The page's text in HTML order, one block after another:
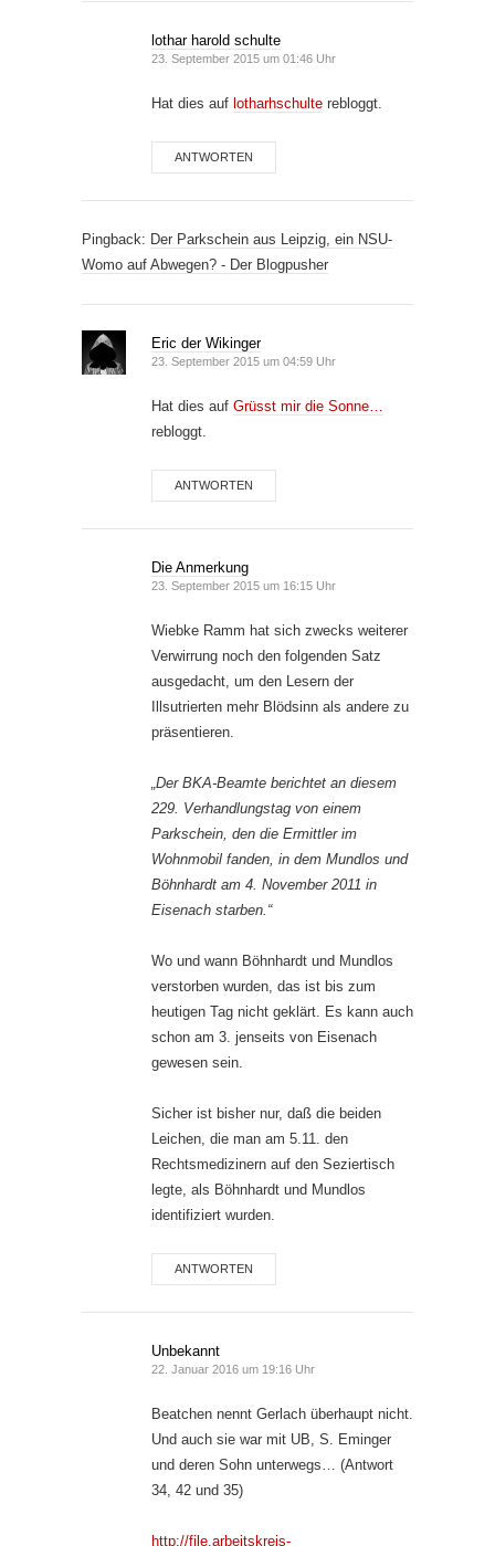
lothar harold schulte
23. September 2015 um 01:46 Uhr
Hat dies auf lotharhschulte rebloggt.
ANTWORTEN
Pingback: Der Parkschein aus Leipzig, ein NSU-
Womo auf Abwegen? - Der Blogpusher
Eric der Wikinger
23. September 2015 um 04:59 Uhr
Hat dies auf Grüsst mir die Sonne…
rebloggt.
ANTWORTEN
Die Anmerkung
23. September 2015 um 16:15 Uhr
Wiebke Ramm hat sich zwecks weiterer
Verwirrung noch den folgenden Satz
ausgedacht, um den Lesern der
Illsutrierten mehr Blödsinn als andere zu
präsentieren.
„Der BKA-Beamte berichtet an diesem
229. Verhandlungstag von einem
Parkschein, den die Ermittler im
Wohnmobil fanden, in dem Mundlos und
Böhnhardt am 4. November 2011 in
Eisenach starben.“
Wo und wann Böhnhardt und Mundlos
verstorben wurden, das ist bis zum
heutigen Tag nicht geklärt. Es kann auch
schon am 3. jenseits von Eisenach
gewesen sein.
Sicher ist bisher nur, daß die beiden
Leichen, die man am 5.11. den
Rechtsmedizinern auf den Seziertisch
legte, als Böhnhardt und Mundlos
identifiziert wurden.
ANTWORTEN
Unbekannt
22. Januar 2016 um 19:16 Uhr
Beatchen nennt Gerlach überhaupt nicht.
Und auch sie war mit UB, S. Eminger
und deren Sohn unterwegs… (Antwort
34, 42 und 35)
http://file.arbeitskreis-